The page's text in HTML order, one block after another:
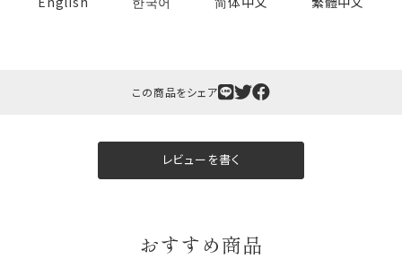
斗（のし）掛け・ギフト包装・手提げ袋を無料サービス
この商品をシェア
レビューを書く
おすすめ商品